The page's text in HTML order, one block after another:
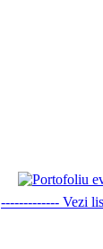
------------- Vezi